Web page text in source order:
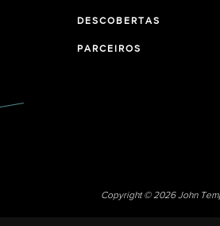
DESCOBERTAS
PARCEIROS
Copyright © 2026 John